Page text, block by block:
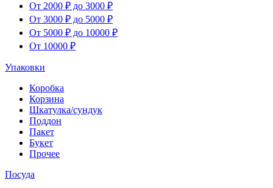
От 2000 ₽ до 3000 ₽
От 3000 ₽ до 5000 ₽
От 5000 ₽ до 10000 ₽
От 10000 ₽
Упаковки
Коробка
Корзина
Шкатулка/сундук
Поддон
Пакет
Букет
Прочее
Посуда